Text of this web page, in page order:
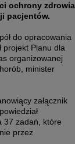
ochrony
pacjentów.
do opracowania
projekt Planu dla
organizowanej
minister
załącznik
37 zadań, które
przez